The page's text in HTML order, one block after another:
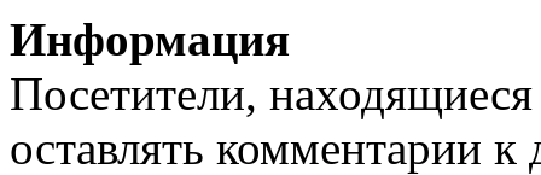
Информация
Посетители,
оставлять комментарии